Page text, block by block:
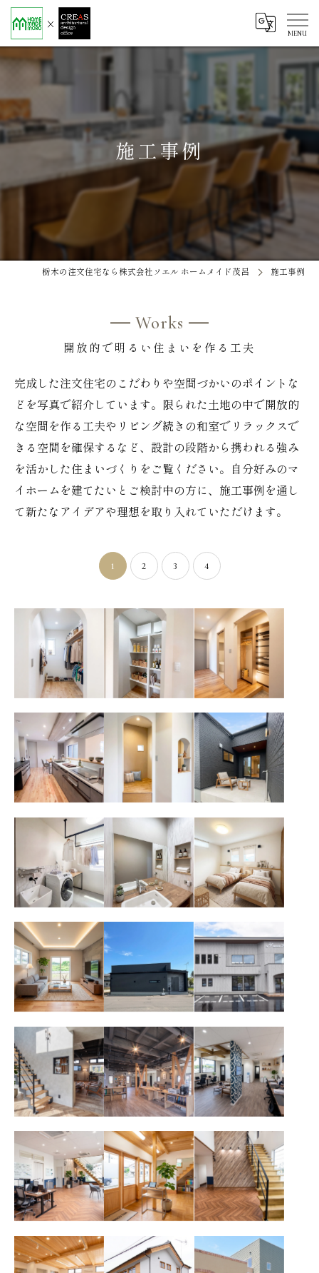
施工事例
栃木の注文住宅なら株式会社ソエル ホームメイド茂呂 施工事例
Works
開放的で明るい住まいを作る工夫
完成した注文住宅のこだわりや空間づかいのポイントな
どを写真で紹介しています。限られた土地の中で開放的
な空間を作る工夫やリビング続きの和室でリラックスで
きる空間を確保するなど、設計の段階から携われる強み
を活かした住まいづくりをご覧ください。自分好みのマ
イホームを建てたいとご検討中の方に、施工事例を通し
て新たなアイデアや理想を取り入れていただけます。
「畳まない収
納」で家事を劇
的時短！家族の
衣類がまるごと
収まるファミリ
週末のまとめ買
いもスッキリ収
まる大容量パン
トリー
R垂れ壁がおし
ゃれなシューズ
クローク
下がり天井が空
間を彩るグレー
キッチン。家事
ラクを叶える大
人気の「横並び
R垂れ壁が可愛
い「小上がりヌ
ック」。家族の
気配を感じなが
らくつろげる、
外からの視線を
気にせずくつろ
げる。リビング
とシームレスに
繋がるタイルデ
「洗う・干す・
畳む」が一部屋
で完結！家事ラ
クを叶えるお洒
落なランドリー
毎日の支度が楽
しくなるホテル
ライクな造作洗
面台
上質な睡眠を叶
える、ホテルラ
イクな寝室空間
間接照明とアク
セントウォール
が彩る、上質な
ナチュラルモダ
ンリビング
黒い外壁が目を
惹くシンプルモ
ダンな家
ライトグレーの
外壁と黒サッシ
がスタイリッシ
ュなモダン事務
所
インダストリア
ル×木の温も
り。自然光が美
しく差し込むス
タイリッシュな
スケルトン天井
と木の筋交いが
おしゃれなイン
ダストリアル調
の事務所内装
開放感とデザイ
ン性を両立した
オフィス設計
デザイン性と働
きやすさを両立
したモダンな事
務所
大きなガラス引
き戸から自然光
が注ぐ、木の温
もりあふれる事
務所エントラン
ヘリンボーン床
とスケルトン階
段がおしゃれな
事務所のエント
ランス
無垢材の温もり
に包まれる、オ
無垢材と白壁が
美しい、和風モ
南欧風ナチュラ
ルモダンが調和
1 2 3 4